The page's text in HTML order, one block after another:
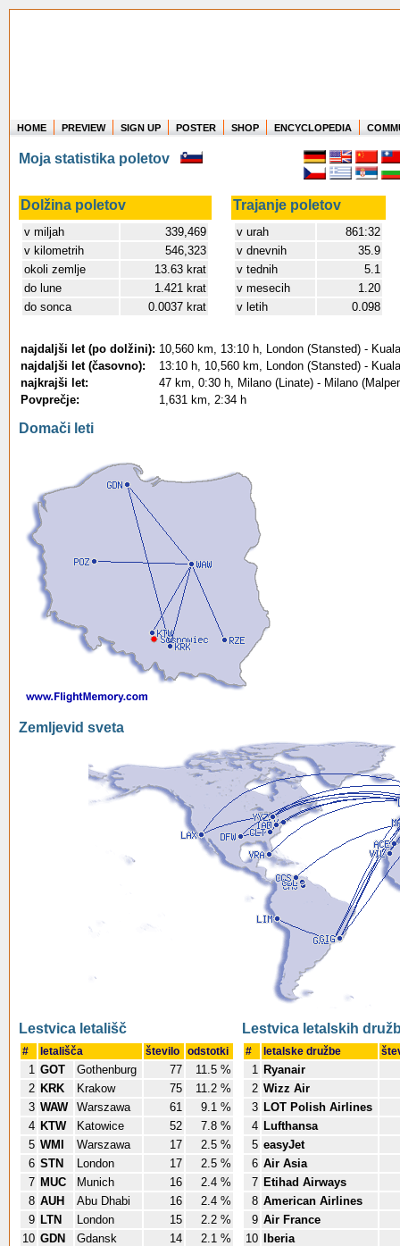
Where in the world have you flown?
How long have you been in the air?
Create your own FlightMemory and see!
HOME PREVIEW SIGN UP POSTER SHOP ENCYCLOPEDIA
Moja statistika poletov
Dolžina poletov Trajanje poletov
v miljah
339,469
v kilometrih
546,323
okoli zemlje
13.63 krat
do lune
1.421 krat
do sonca
0.0037 krat
v urah
861:32
v dnevnih
35.9
v tednih
5.1
v mesecih
1.20
v letih
0.098
najdaljši let (po dolžini): 10,560 km, 13:10 h, London (Stansted) -
najdaljši let (časovno):
13:10 h, 10,560 km, London (Stansted) -
najkrajši let:
47 km, 0:30 h, Milano (Linate) - Milano
Povprečje:
1,631 km, 2:34 h
Domači leti
Zemljevid sveta
Lestvica letališč
# letališča število odstotki
1 GOT Gothenburg 77
11.5 %
2 KRK Krakow 75
11.2 %
3 WAW Warszawa 61
9.1 %
4 KTW Katowice 52
7.8 %
5 WMI Warszawa 17
2.5 %
6 STN London 17
2.5 %
7 MUC Munich 16
2.4 %
8 AUH Abu Dhabi 16
2.4 %
9 LTN London 15
2.2 %
10 GDN Gdansk 14 2.1 %
Lestvica letalskih
# letalske družbe
1 Ryanair
2 Wizz Air
3 LOT Polish Airlines
4 Lufthansa
5 easyJet
6 Air Asia
7 Etihad Airways
8 American Airlines
9 Air France
10
Iberia